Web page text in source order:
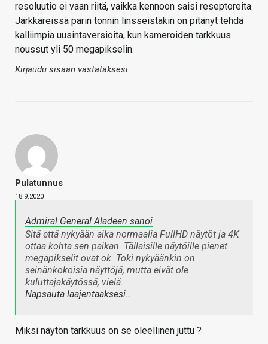
resoluutio ei vaan riitä, vaikka kennoon saisi reseptoreita.
Järkkäreissä parin tonnin linsseistäkin on pitänyt tehdä
kalliimpia uusintaversioita, kun kameroiden tarkkuus
noussut yli 50 megapikselin.
Kirjaudu sisään vastataksesi
Pulatunnus
18.9.2020
Admiral General Aladeen sanoi
Sitä että nykyään aika normaalia FullHD näytöt ja 4K
ottaa kohta sen paikan. Tällaisille näytöille pienet
megapikselit ovat ok. Toki nykyäänkin on
seinänkokoisia näyttöjä, mutta eivät ole
kuluttajakäytössä, vielä.
Napsauta laajentaaksesi…
Miksi näytön tarkkuus on se oleellinen juttu ?